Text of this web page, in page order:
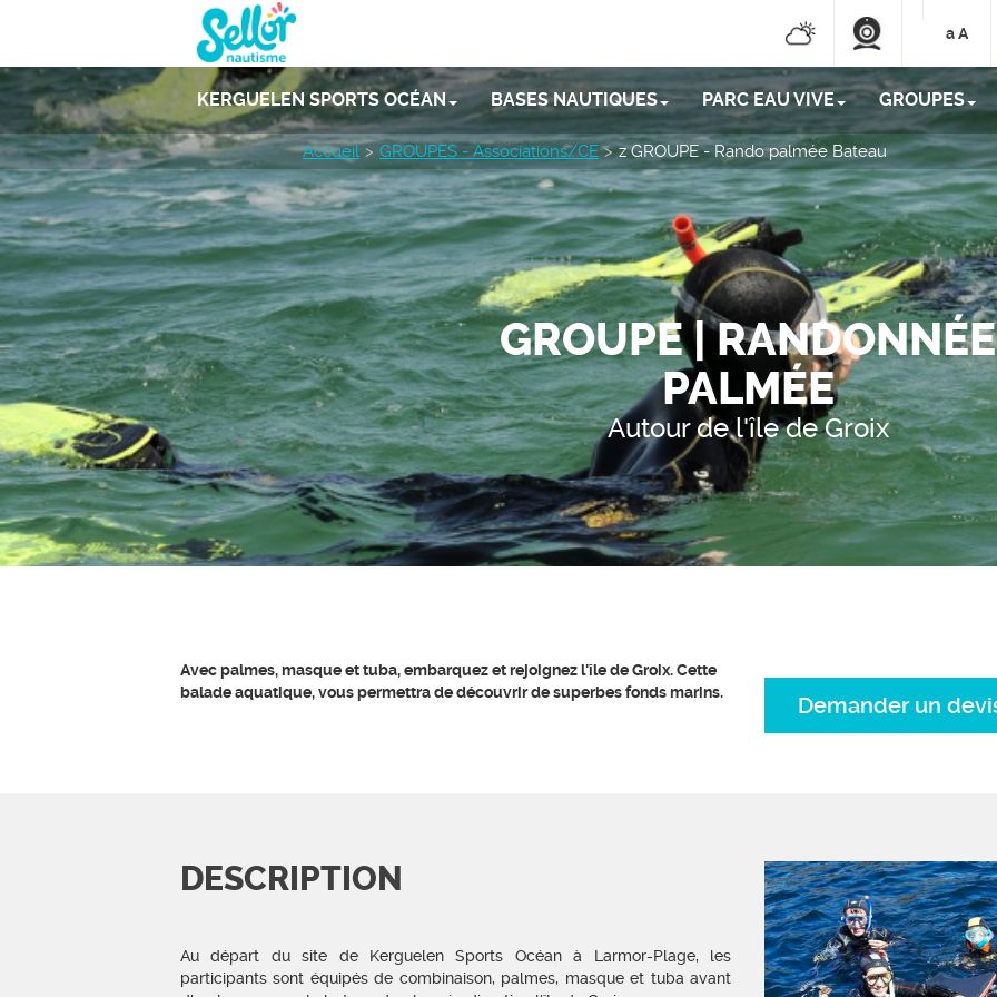
aA
KERGUELEN SPORTS OCÉAN BASES NAUTIQUES PARC EAU VIVE GROUPES
Accueil GROUPES - Associations/CE z GROUPE - Rando palmée Bateau
GROUPE | RANDONNÉE
PALMÉE
Autour de l'île de Groix
Avec palmes, masque et tuba, embarquez et rejoignez l'île de Groix. Cette
balade aquatique, vous permettra de découvrir de superbes fonds marins.
Demander un
DESCRIPTION
Au départ du site de Kerguelen Sports Océan à Larmor-Plage, les
participants sont équipés de combinaison, palmes, masque et tuba avant